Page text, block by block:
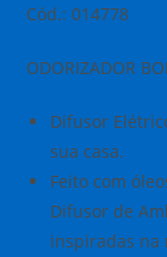
Cód.: 014778
ODORIZADOR
Difusor
sua casa.
Feito com
Difusor de
inspiradas na